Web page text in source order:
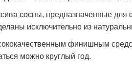
сосны, предназначенные
исключительно из
финишным
можно круглый год.